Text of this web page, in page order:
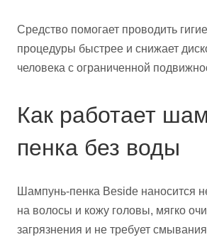
Средство помогает проводить
процедуры быстрее и снижает
человека с ограниченной
Как работает
пенка без воды
Шампунь-пенка Beside наносится
на волосы и кожу головы, мягко
загрязнения и не требует